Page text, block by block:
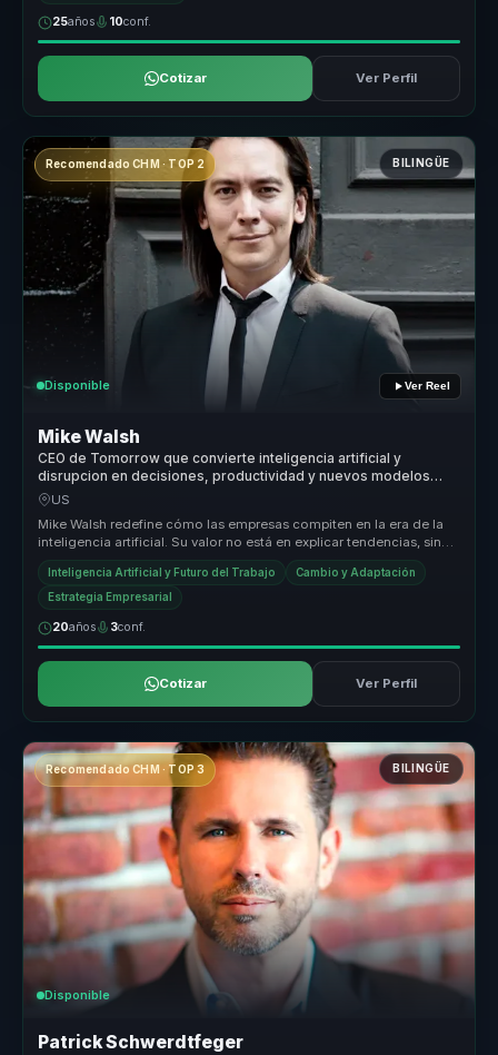
25años 10conf.
Cotizar Ver Perfil
Recomendado CHM · TOP 2 BILINGÜE
Disponible Ver Reel
Mike Walsh
CEO de Tomorrow que convierte inteligencia artificial y
disrupcion en decisiones, productividad y nuevos modelos
operativos para lideres y empresas.
US
Mike Walsh redefine cómo las empresas compiten en la era de la
inteligencia artificial. Su valor no está en explicar tendencias, sino
en ...
Inteligencia Artificial y Futuro del Trabajo Cambio y Adaptación
Estrategia Empresarial
20años 3conf.
Cotizar Ver Perfil
Recomendado CHM · TOP 3 BILINGÜE
Disponible
Patrick Schwerdtfeger